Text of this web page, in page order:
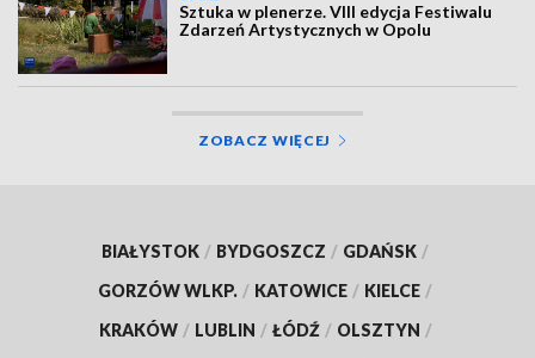
Sztuka w plenerze. VIII edycja Festiwalu
Zdarzeń Artystycznych w Opolu
ZOBACZ WIĘCEJ
BIAŁYSTOK / BYDGOSZCZ / GDAŃSK /
GORZÓW WLKP. / KATOWICE / KIELCE /
KRAKÓW / LUBLIN / ŁÓDŹ / OLSZTYN /